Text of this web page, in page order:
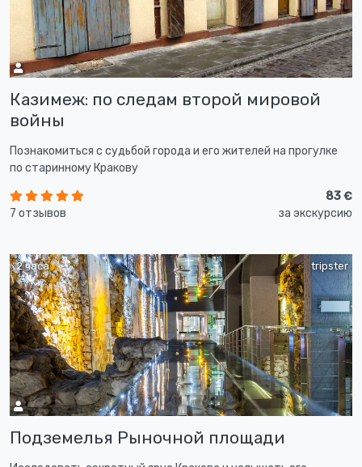
Казимеж: по следам второй мировой
войны
Познакомиться с судьбой города и его жителей на прогулке
по старинному Кракову
7 отзывов
83 €
за экскурсию
tripster
2 часа
Подземелья Рыночной площади